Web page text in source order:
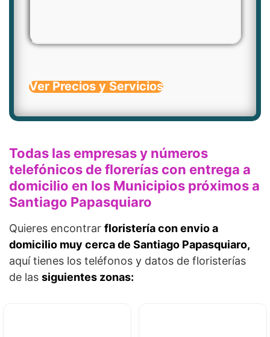
Ver Precios y Servicios
Todas las empresas y números
telefónicos de florerías con entrega a
domicilio en los Municipios próximos a
Santiago Papasquiaro
Quieres encontrar floristería con envio a
domicilio muy cerca de Santiago Papasquiaro,
aquí tienes los teléfonos y datos de floristerías
de las siguientes zonas: